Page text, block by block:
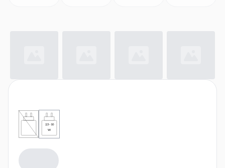
2,5 - 10
W